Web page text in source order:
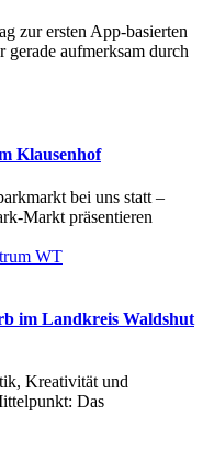
zur ersten App-basierten
aufmerksam durch
Klausenhof
bei uns statt –
Markt präsentieren
im Landkreis Waldshut
Kreativität und
Das